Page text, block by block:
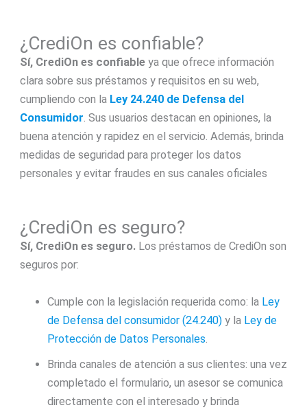
¿CrediOn es confiable?
Sí, CrediOn es confiableya que ofrece información
clara sobre sus préstamos y requisitos en su web,
cumpliendo con la Ley 24.240 de Defensa del
Consumidor. Sus usuarios destacan en opiniones, la
buena atención y rapidez en el servicio. Además, brinda
medidas de seguridad para proteger los datos
personales y evitar fraudes en sus canales oficiales
¿CrediOn es seguro?
Sí, CrediOn es seguro.Los préstamos de CrediOn son
seguros por:
Cumple con la legislación requerida como: la Ley
de Defensa del consumidor (24.240)y la Ley de
Protección de Datos Personales
Brinda canales de atención a sus clientes: una vez
completado el formulario, un asesor se comunica
directamente con el interesado y brinda